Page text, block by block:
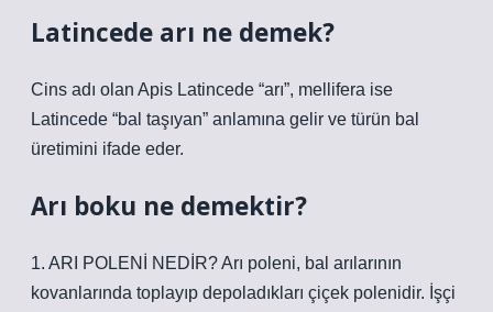
Latincede arı ne demek?
Cins adı olan Apis Latincede “arı”, mellifera ise
Latincede “bal taşıyan” anlamına gelir ve türün bal
üretimini ifade eder.
Arı boku ne demektir?
1. ARI POLENİ NEDİR? Arı poleni, bal arılarının
kovanlarında toplayıp depoladıkları çiçek polenidir. İşçi